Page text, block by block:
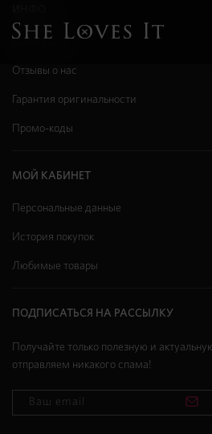
О магазине
Отзывы о нас
Гарантия оригинальности
Промо-коды
МОЙ КАБИНЕТ
Персональные данные
История покупок
Любимые товары
ПОДПИСАТЬСЯ НА РАССЫЛКУ
Получайте только полезную и
отправляем никакого спама!